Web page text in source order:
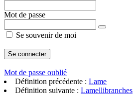
Mot de passe
Se souvenir de moi
Mot de passe oublié
Définition précédente : Lame
Définition suivante : Lamellibranches